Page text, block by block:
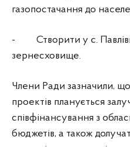
газопостачання до
- Створити у с.
зернесховище.
Члени Ради зазначили,
проектів планується
співфінансування з
бюджетів, а також